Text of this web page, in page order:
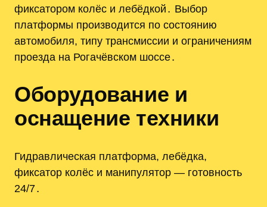
фиксатором колёс и лебёдкой․ Выбор
платформы производится по состоянию
автомобиля, типу трансмиссии и ограничениям
проезда на Рогачёвском шоссе․
Оборудование и
оснащение техники
Гидравлическая платформа, лебёдка,
фиксатор колёс и манипулятор — готовность
24/7․